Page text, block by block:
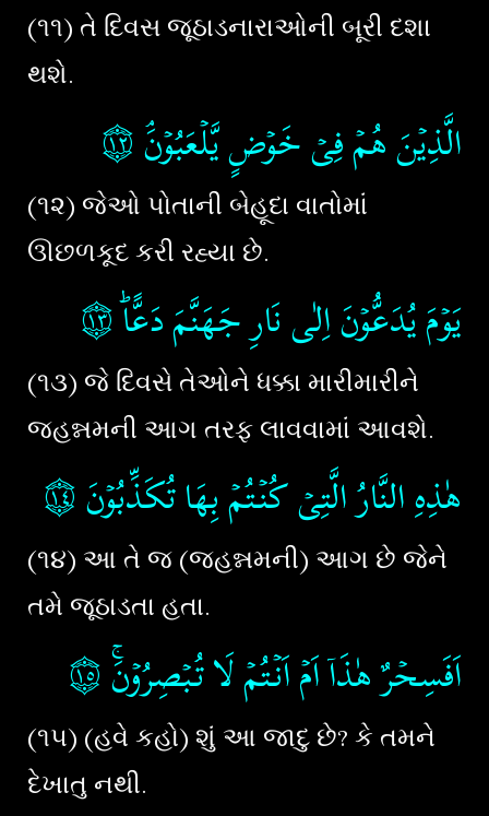
(૧૧) તે દિવસ જૂઠાડનારાઓની બૂરી દશા
થશે.
الَّذِيۡنَ هُمۡ فِىۡ خَوۡضٍ يَّلۡعَبُوۡنَ​ۘ‏۝١٢
(૧૨) જેઓ પોતાની બેહૂદા વાતોમાં
ઊછળકૂદ કરી રહ્યા છે.
يَوۡمَ يُدَعُّوۡنَ اِلٰى نَارِ جَهَنَّمَ دَعًّاؕ‏۝١٣
(૧૩) જે દિવસે તેઓને ધક્કા મારીમારીને
જહન્નમની આગ તરફ લાવવામાં આવશે.
هٰذِهِ النَّارُ الَّتِىۡ كُنۡتُمۡ بِهَا تُكَذِّبُوۡنَ‏۝١٤
(૧૪) આ તે જ (જહન્નમની) આગ છે જેને
તમે જૂઠાડતા હતા.
اَفَسِحۡرٌ هٰذَاۤ اَمۡ اَنۡتُمۡ لَا تُبۡصِرُوۡنَ​ۚ‏۝١٥
(૧૫) (હવે કહો) શું આ જાદુ છે? કે તમને
દેખાતુ નથી.